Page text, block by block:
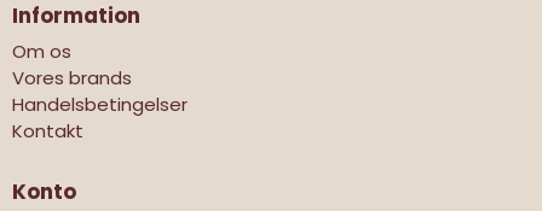
Information
Om os
Vores brands
Handelsbetingelser
Kontakt
Konto